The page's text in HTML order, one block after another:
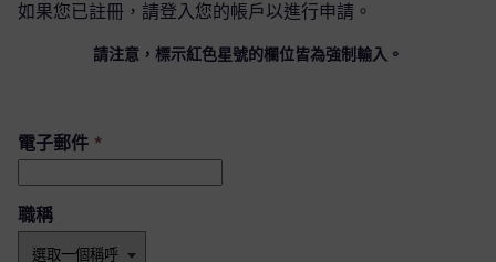
如果您已註冊，請登入您的帳戶以進行申請。
請注意，標示紅色星號的欄位皆為強制輸入。
電子郵件 *
職稱